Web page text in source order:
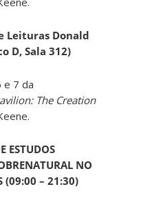
Leituras Donald
D, Sala 312)
e 7 da
The Creation
ESTUDOS
NO
(09:00 – 21:30)